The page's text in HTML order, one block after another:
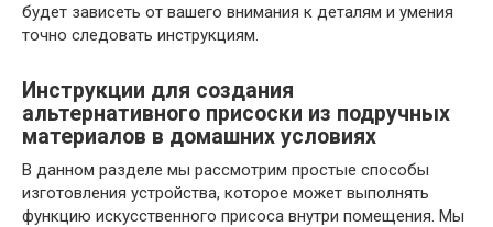
будет зависеть от вашего внимания к деталям и умения
точно следовать инструкциям.
Инструкции для создания
альтернативного присоски из подручных
материалов в домашних условиях
В данном разделе мы рассмотрим простые способы
изготовления устройства, которое может выполнять
функцию искусственного присоса внутри помещения. Мы